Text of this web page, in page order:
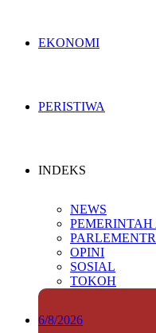
EKONOMI
PERISTIWA
INDEKS
NEWS
PEMERINTAH
OPINI
SOSIAL
TOKOH
6/8/2026